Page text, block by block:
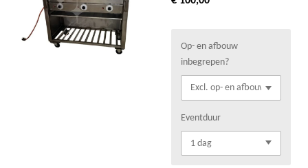
Op- en afbouw
inbegrepen?
Eventduur